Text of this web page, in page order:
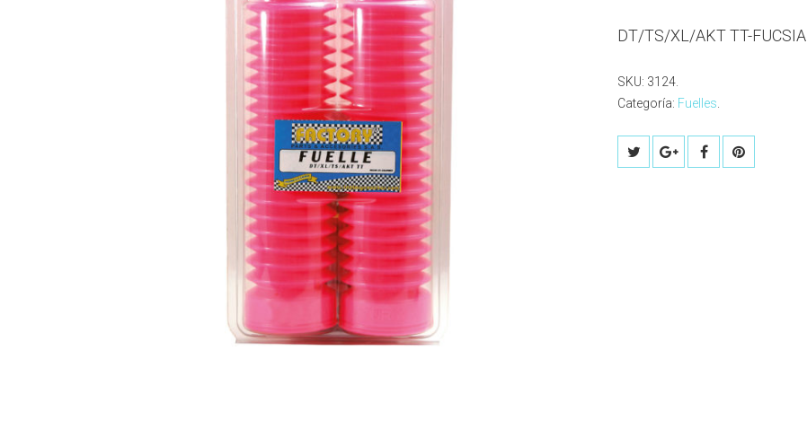
DT/TS/XL/AKT TT-FUCSIA
SKU: 3124
Categoría: Fuelles